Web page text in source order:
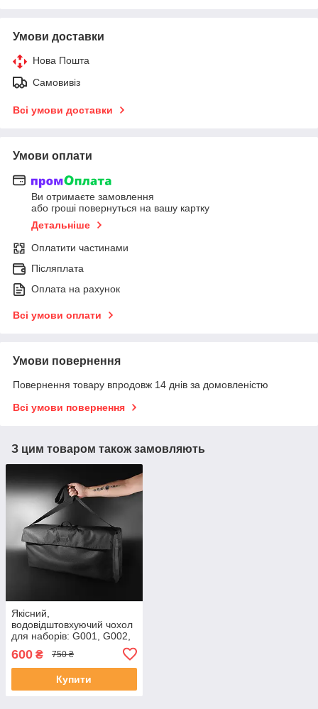
Умови доставки
Нова Пошта
Самовивіз
Всі умови доставки
Умови оплати
Ви отримаєте замовлення
або гроші повернуться на вашу картку
Детальніше
Оплатити частинами
Післяплата
Оплата на рахунок
Всі умови оплати
Умови повернення
Повернення товару впродовж 14 днів за домовленістю
Всі умови повернення
З цим товаром також замовляють
Якісний,
водовідштовхуючий чохол
для наборів: G001, G002,
G003, G006, G007, G008,
G009, G010, G011, G012
Чохол власного
виробництв
600 ₴ 750 ₴
Купити